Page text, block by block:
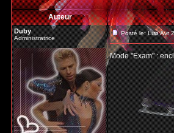
Auteur
Duby
Administratrice
Posté le: Lun Avr
Mode "Exam" :